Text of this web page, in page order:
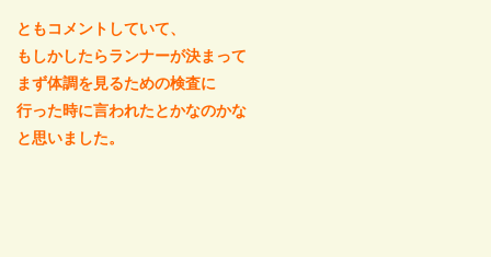
ともコメントしていて、
もしかしたらランナーが決まって
まず体調を見るための検査に
行った時に言われたとかなのかな
と思いました。